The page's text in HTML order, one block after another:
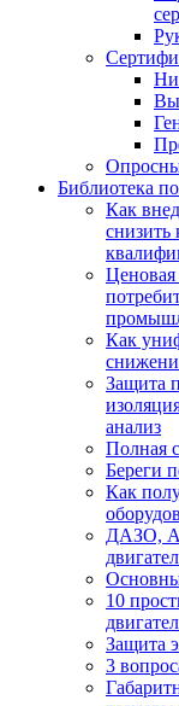
Библиотека
Как
Ценовая
Как
Защита
анализ
Полная
Береги
Как
ДАЗО,
10
Защита
3